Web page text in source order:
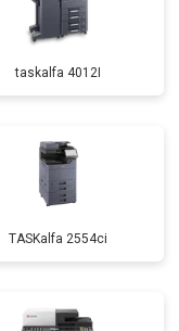
taskalfa 4012I
TASKalfa 2554ci